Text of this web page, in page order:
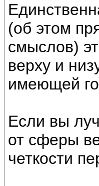
(об этом
смыслов)
верху и
имеющей
Если вы
от сферы
четкости